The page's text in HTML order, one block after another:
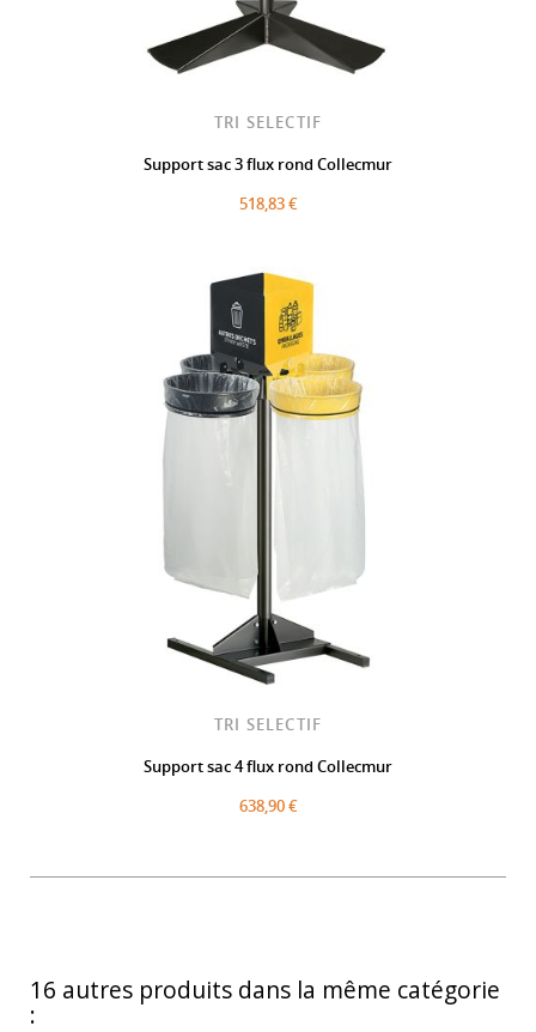
TRI SELECTIF
Support sac 3 flux rond Collecmur
518,83 €
TRI SELECTIF
Support sac 4 flux rond Collecmur
638,90 €
16 autres produits dans la même catégorie
: